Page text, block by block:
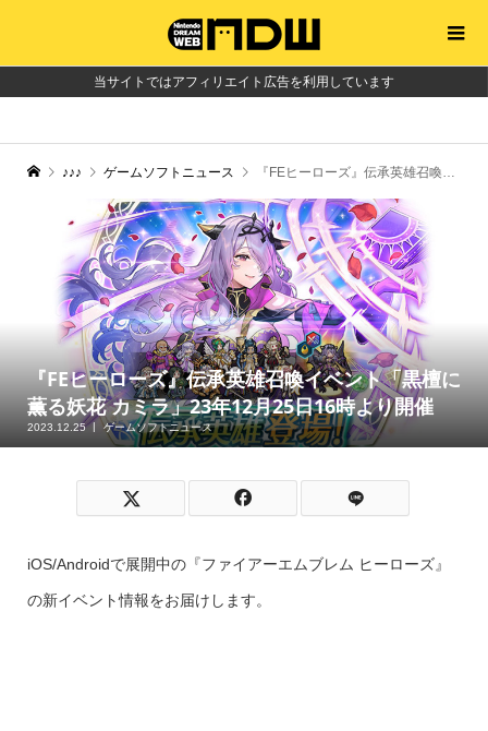
当サイトではアフィリエイト広告を利用しています
♪♪♪ ゲームソフトニュース 『FEヒーローズ』伝承英雄召喚イベント「黒檀に薫る妖花 カミラ」23年12月25日16時より開催
『FEヒーローズ』伝承英雄召喚イベント「黒檀に
薫る妖花 カミラ」23年12月25日16時より開催
2023.12.25 ゲームソフトニュース
iOS/Androidで展開中の『ファイアーエムブレム ヒーローズ』
の新イベント情報をお届けします。